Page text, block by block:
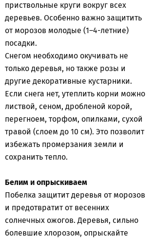
приствольные круги вокруг всех
деревьев. Особенно важно защитить
от морозов молодые (1–4-летние)
посадки.
Снегом необходимо окучивать не
только деревья, но также розы и
другие декоративные кустарники.
Если снега нет, утеплить корни можно
листвой, сеном, дробленой корой,
перегноем, торфом, опилками, сухой
травой (слоем до 10 см). Это позволит
избежать промерзания земли и
сохранить тепло.
Белим и опрыскиваем
Побелка защитит деревья от морозов
и предотвратит от весенних
солнечных ожогов. Деревья, сильно
болевшие хлорозом, опрыскайте